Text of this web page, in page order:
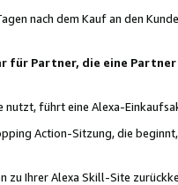
nach dem Kauf an den
für Partner, die eine
führt eine Alexa-
Action-Sitzung, die
zu Ihrer Alexa Skill-Site